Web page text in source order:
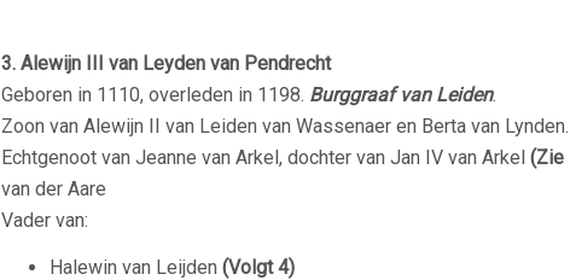
3. Alewijn III van Leyden van Pendrecht
Geboren in 1110, overleden in 1198. Burggraaf van Leiden.
Zoon van Alewijn II van Leiden van Wassenaer en Berta van Lynden.
Echtgenoot van Jeanne van Arkel, dochter van Jan IV van Arkel (Zie
van der Aare
Vader van:
Halewin van Leijden (Volgt 4)